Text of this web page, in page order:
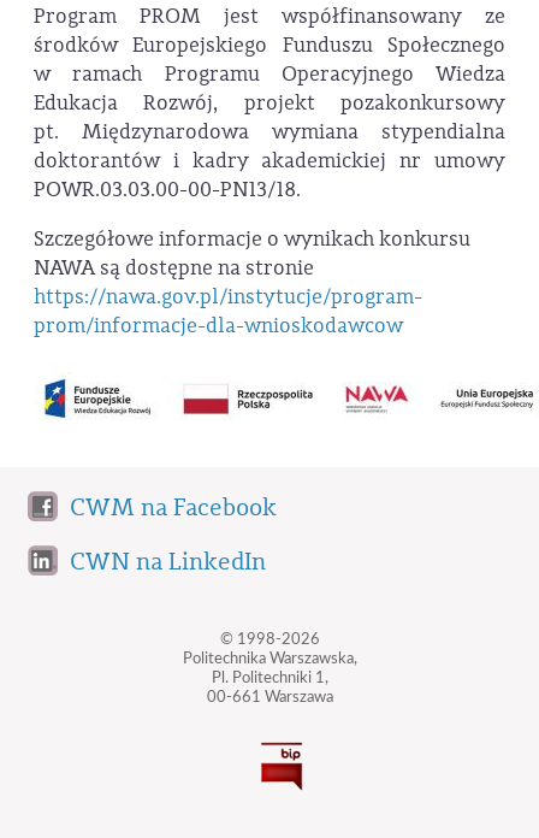
Program PROM jest współfinansowany ze
środków Europejskiego Funduszu Społecznego
w ramach Programu Operacyjnego Wiedza
Edukacja Rozwój, projekt pozakonkursowy
pt. Międzynarodowa wymiana stypendialna
doktorantów i kadry akademickiej nr umowy
POWR.03.03.00-00-PN13/18.
Szczegółowe informacje o wynikach konkursu
NAWA są dostępne na stronie
https://nawa.gov.pl/instytucje/program-
prom/informacje-dla-wnioskodawcow
CWM na Facebook
CWN na LinkedIn
© 1998-2026
Politechnika Warszawska,
Pl. Politechniki 1,
00-661 Warszawa